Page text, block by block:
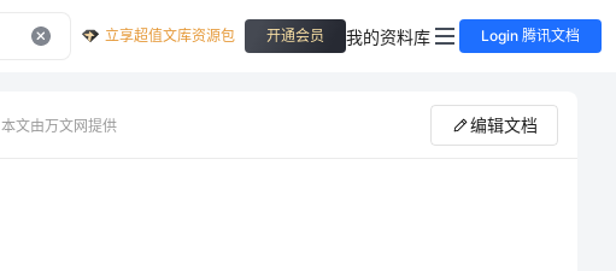
立享超值文库资源包 开通会员 我的资料库 Login 腾讯文档
本文由万文网提供 编辑文档